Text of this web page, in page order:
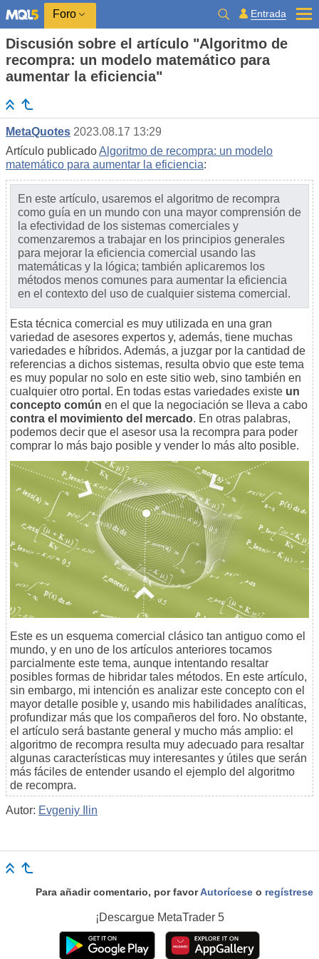
Foro Entrada
Discusión sobre el artículo "Algoritmo de
recompra: un modelo matemático para
aumentar la eficiencia"
MetaQuotes 2023.08.17 13:29
Artículo publicadoAlgoritmo de recompra: un modelo
matemático para aumentar la eficiencia:
En este artículo, usaremos el algoritmo de recompra
como guía en un mundo con una mayor comprensión de
la efectividad de los sistemas comerciales y
comenzaremos a trabajar en los principios generales
para mejorar la eficiencia comercial usando las
matemáticas y la lógica; también aplicaremos los
métodos menos comunes para aumentar la eficiencia
en el contexto del uso de cualquier sistema comercial.
Esta técnica comercial es muy utilizada en una gran
variedad de asesores expertos y, además, tiene muchas
variedades e híbridos. Además, a juzgar por la cantidad de
referencias a dichos sistemas, resulta obvio que este tema
es muy popular no solo en este sitio web, sino también en
cualquier otro portal. En todas estas variedades existe un
concepto común en el que la negociación se lleva a cabo
contra el movimiento del mercado. En otras palabras,
podemos decir que el asesor usa la recompra para poder
comprar lo más bajo posible y vender lo más alto posible.
Este es un esquema comercial clásico tan antiguo como el
mundo, y en uno de los artículos anteriores tocamos
parcialmente este tema, aunque intentando resaltar
posibles formas de hibridar tales métodos. En este artículo,
sin embargo, mi intención es analizar este concepto con el
mayor detalle posible y, usando mis habilidades analíticas,
profundizar más que los compañeros del foro. No obstante,
el artículo será bastante general y mucho más amplio: el
algoritmo de recompra resulta muy adecuado para resaltar
algunas características muy interesantes y útiles que serán
más fáciles de entender usando el ejemplo del algoritmo
de recompra.
Autor: Evgeniy Ilin
Para añadir comentario, por favorAutorícese o regístrese
¡Descargue MetaTrader 5